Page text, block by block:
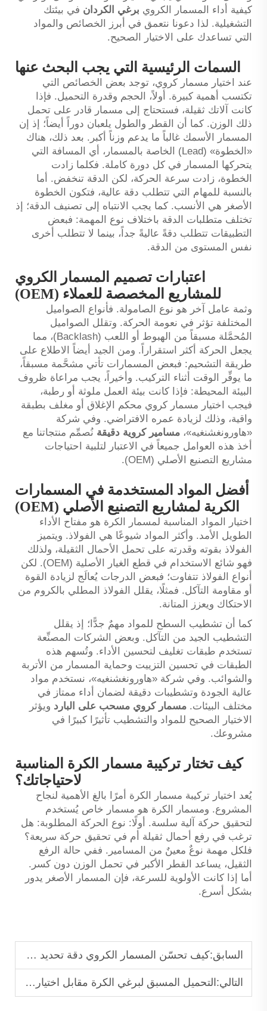
كيفية أداء المسمار الكروي برغي الكردان في بيئتك
التشغيلية. لذا دعونا نتعمق في أبرز الخصائص والمواد
التي تساعدك على الاختيار الصحيح.
السمات الرئيسية التي يجب البحث عنها
عند اختيار مسمار كروي، توجد بعض الخصائص التي
تكتسب أهمية كبيرة. أولاً، الحجم وقدرة التحميل. فإذا
كانت آلاتك ثقيلة، فستحتاج إلى مسمار قادر على تحمل
ذلك الوزن. كما أن القطر والطول يلعبان دوراً أيضاً؛ إذ إن
المسمار الأسمك غالباً ما يدعم وزناً أكبر. بعد ذلك، هناك
«الخطوة» (Lead) الخاصة بالمسمار، أي المسافة التي
يتحركها المسمار في كل دورة كاملة. فكلما زادت
الخطوة، زادت سرعة الحركة، لكن الدقة تنخفض. أما
بالنسبة للمهام التي تتطلب دقة عالية، فتكون الخطوة
الأصغر هي الأنسب. كما يجب الانتباه إلى تصنيف الدقة؛ إذ
تختلف متطلبات الدقة باختلاف نوع المهمة: فبعض
التطبيقات تتطلب دقةً عاليةً جداً، بينما لا تتطلب أخرى
نفس المستوى من الدقة.
اعتبارات تصميم المسمار الكروي
للمشاريع المخصصة للعملاء (OEM)
وثمة عامل آخر هو نوع الصامولة. فأنواع الصواميل
المختلفة تؤثر في نعومة الحركة. وتقلل الصواميل
المُحمَّلة مسبقاً من الهبوط أو اللعب (Backlash)، مما
يجعل الحركة أكثر استقراراً. ومن الجيد أيضاً الاطلاع على
طريقة التشحيم: فبعض المسمارات تأتي مشحَّمة مسبقاً،
ما يوفِّر الوقت أثناء التركيب. وأخيراً، يجب مراعاة ظروف
البيئة المحيطة: فإذا كانت بيئة العمل ملوثة أو رطبة،
فيجب اختيار مسمار كروي محكم الإغلاق أو مغلف بطبقة
واقية، وذلك لزيادة عمره الافتراضي. وفي شركة
«هاورونغشنغيه»، مسامير كروية دقيقة نُصمِّم منتجاتنا مع
أخذ هذه العوامل جميعاً في الاعتبار لتلبية احتياجات
مشاريع التصنيع الأصلي (OEM).
أفضل المواد المستخدمة في المسمارات
الكرية لمشاريع التصنيع الأصلي (OEM)
اختيار المواد المناسبة لمسمار الكرة هو مفتاح الأداء
الطويل الأمد. وأكثر المواد شيوعًا هي الفولاذ. ويتميز
الفولاذ بقوته وقدرته على تحمل الأحمال الثقيلة، ولذلك
فهو شائع الاستخدام في قطع الغيار الأصلية (OEM). لكن
أنواع الفولاذ تتفاوت؛ فبعض الدرجات يُعالَج لزيادة القوة
أو مقاومة التآكل. فمثلًا، يقلل الفولاذ المطلي بالكروم من
الاحتكاك ويعزز المتانة.
كما أن تشطيب السطح للمواد مهمٌ جدًّا؛ إذ يقلل
التشطيب الجيد من التآكل. وبعض الشركات المصنِّعة
تستخدم طبقات تغليف لتحسين الأداء. وتُسهم هذه
الطبقات في تحسين التزييت وحماية المسمار من الأتربة
والشوائب. وفي شركة «هاورونغشنغيه»، نستخدم مواد
عالية الجودة وتشطيبات دقيقة لضمان أداء ممتاز في
مختلف البيئات. مسمار كروي مسحب على البارد ويؤثر
الاختيار الصحيح للمواد والتشطيب تأثيرًا كبيرًا في
مشروعك.
كيف تختار تركيبة مسمار الكرة المناسبة
لاحتياجاتك؟
يُعد اختيار تركيبة مسمار الكرة أمرًا بالغ الأهمية لنجاح
المشروع. ومسمار الكرة هو مسمار خاص يُستخدم
لتحقيق حركة آلية سلسة. أولًا: نوع الحركة المطلوبة: هل
ترغب في رفع أحمال ثقيلة أم في تحقيق حركة سريعة؟
فلكل مهمة نوعٌ معينٌ من المسامير. ففي حالة الرفع
الثقيل، يساعد القطر الأكبر في تحمل الوزن دون كسر.
أما إذا كانت الأولوية للسرعة، فإن المسمار الأصغر يدور
بشكل أسرع.
السابق:كيف تحسّن المسمار الكروي دقة تحديد موضع الآلات
التالي: التحميل المسبق لبرغي الكرة مقابل اختيار التفكيك العكسي